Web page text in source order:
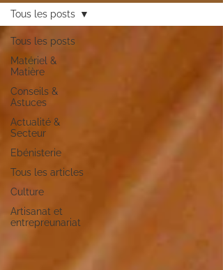
Tous les posts
Matériel &
Matière
Conseils &
Astuces
Actualité &
Secteur
Ebénisterie
Tous les articles
Culture
Artisanat et
entrepreunariat
Tous les posts